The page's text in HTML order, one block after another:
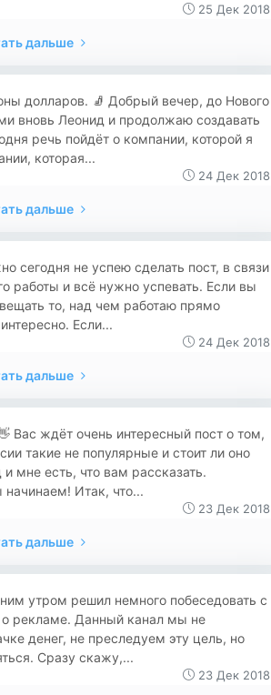
25 Дек 2018
дальше
долларов. 🧦 Добрый вечер, до Нового
вновь Леонид и продолжаю создавать
речь пойдёт о компании, которой я
которая...
24 Дек 2018
дальше
сегодня не успею сделать пост, в связи
работы и всё нужно успевать. Если вы
вещать то, над чем работаю прямо
Если...
24 Дек 2018
дальше
Вас ждёт очень интересный пост о том,
такие не популярные и стоит ли оно
мне есть, что вам рассказать.
Итак, что...
23 Дек 2018
дальше
утром решил немного побеседовать с
рекламе. Данный канал мы не
денег, не преследуем эту цель, но
Сразу скажу,...
23 Дек 2018